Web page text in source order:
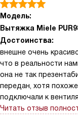
Модель:
Вытяжка Miele
Достоинства:
внешне очень
что в реальности
она не так
передан, хотя
подключали к
Читать отзыв